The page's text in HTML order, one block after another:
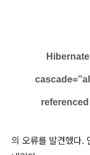
의 오류를 발견했다.